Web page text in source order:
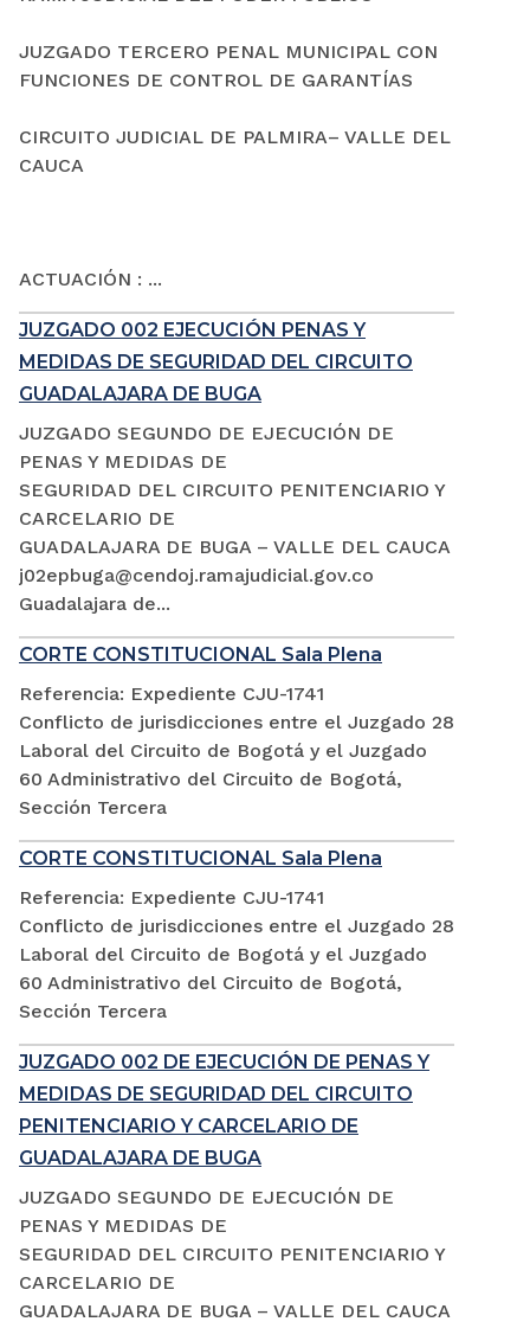
JUZGADO TERCERO PENAL MUNICIPAL CON
FUNCIONES DE CONTROL DE GARANTÍAS
CIRCUITO JUDICIAL DE PALMIRA– VALLE DEL
CAUCA
ACTUACIÓN : ...
JUZGADO 002 EJECUCIÓN PENAS Y
MEDIDAS DE SEGURIDAD DEL CIRCUITO
GUADALAJARA DE BUGA
JUZGADO SEGUNDO DE EJECUCIÓN DE
PENAS Y MEDIDAS DE
SEGURIDAD DEL CIRCUITO PENITENCIARIO Y
CARCELARIO DE
GUADALAJARA DE BUGA – VALLE DEL CAUCA
j02epbuga@cendoj.ramajudicial.gov.co
Guadalajara de...
CORTE CONSTITUCIONAL Sala Plena
Referencia: Expediente CJU-1741
Conflicto de jurisdicciones entre el Juzgado 28
Laboral del Circuito de Bogotá y el Juzgado
60 Administrativo del Circuito de Bogotá,
Sección Tercera
CORTE CONSTITUCIONAL Sala Plena
Referencia: Expediente CJU-1741
Conflicto de jurisdicciones entre el Juzgado 28
Laboral del Circuito de Bogotá y el Juzgado
60 Administrativo del Circuito de Bogotá,
Sección Tercera
JUZGADO 002 DE EJECUCIÓN DE PENAS Y
MEDIDAS DE SEGURIDAD DEL CIRCUITO
PENITENCIARIO Y CARCELARIO DE
GUADALAJARA DE BUGA
JUZGADO SEGUNDO DE EJECUCIÓN DE
PENAS Y MEDIDAS DE
SEGURIDAD DEL CIRCUITO PENITENCIARIO Y
CARCELARIO DE
GUADALAJARA DE BUGA – VALLE DEL CAUCA